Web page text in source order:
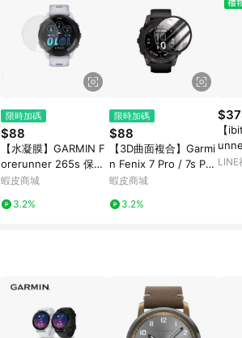
限時加碼
$88
【水凝膜】GARMIN F
orerunner 265s 保護
貼 全透明 軟膜
蝦皮商城
3.2%
限時加碼
$88
【3D曲面複合】Garmi
n Fenix 7 Pro / 7s Pro
/ 7x Pro抗刮 軟膜 全螢
蝦皮商城
3.2%
【
T 炫
LINE